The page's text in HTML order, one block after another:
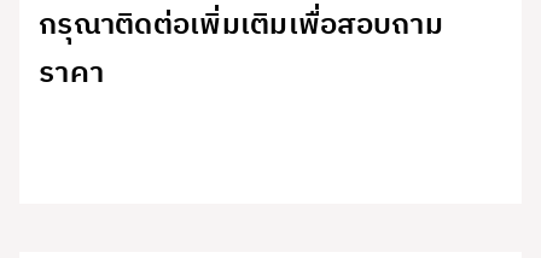
กรุณาติดต่อเพิ่มเติมเพื่อสอบถาม
ราคา